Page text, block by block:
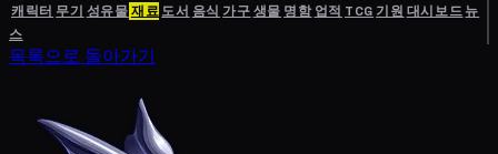
캐릭터 무기 성유물재료도서 음식 가구생물 명함 업적 TCG기원 대시보드뉴
스
목록으로 돌아가기